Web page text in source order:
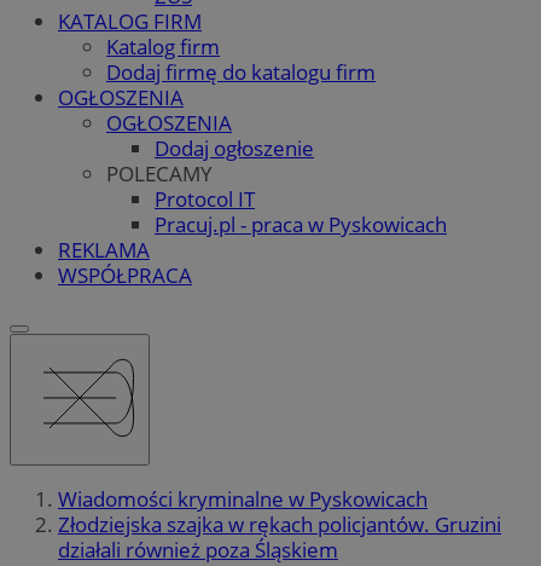
KATALOG FIRM
Katalog firm
Dodaj firmę do katalogu firm
OGŁOSZENIA
OGŁOSZENIA
Dodaj ogłoszenie
POLECAMY
Protocol IT
Pracuj.pl - praca w Pyskowicach
REKLAMA
WSPÓŁPRACA
Wiadomości kryminalne w Pyskowicach
Złodziejska szajka w rękach policjantów. Gruzini
działali również poza Śląskiem